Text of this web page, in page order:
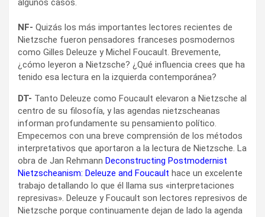
algunos casos.
NF- Quizás los más importantes lectores recientes de
Nietzsche fueron pensadores franceses posmodernos
como Gilles Deleuze y Michel Foucault. Brevemente,
¿cómo leyeron a Nietzsche? ¿Qué influencia crees que ha
tenido esa lectura en la izquierda contemporánea?
DT- Tanto Deleuze como Foucault elevaron a Nietzsche al
centro de su filosofía, y las agendas nietzscheanas
informan profundamente su pensamiento político.
Empecemos con una breve comprensión de los métodos
interpretativos que aportaron a la lectura de Nietzsche. La
obra de Jan Rehmann Deconstructing Postmodernist
Nietzscheanism: Deleuze and Foucault hace un excelente
trabajo detallando lo que él llama sus «interpretaciones
represivas». Deleuze y Foucault son lectores represivos de
Nietzsche porque continuamente dejan de lado la agenda